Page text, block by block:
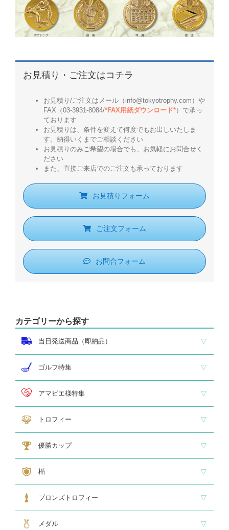
お見積り・ご注文はコチラ
お見積り/ご注文はメール（info@tokyotrophy.com）や
FAX（03-3931-8084/*FAX用紙ダウンロード*）で承っ
ております
お見積りは、条件を変えて何度でもお出しいたしま
す。納得いくまでご相談ください
お見積りのみご希望の場合でも、お気軽にお問合せく
ださい
また、直接ご来店でのご注文も承っております
お見積りフォーム
ご注文フォーム
お問合フォーム
カテゴリーから探す
当日発送商品（即納品）
即納品 トロフィー
即納品 優勝カップ
即納品 クリスタル
即納品 特価品
ゴルフ特集
ホールインワン
ゴルフ専用カップ
ゴルフ専用ブロンズ
ゴルフ専用クリスタル
アマビエ様特集
アマビエ木札
アマビエボールチェーンキーホルダー
アマビエトロフィー
トロフィー
大型トロフィー
中型トロフィー１
中型トロフィー２
小型トロフィー
メダル交換式トロフィー
ペナント優勝カップ
大型・高級カップ
レリーフ交換式カップ
スタンダードカップ
デザインカップ
ゴルフ専用カップ
オニックスカップ
ガラスカップ
カラーカップ
ゴールドカップ
プラスチックカップ
ペナント
楯
スタンダード楯１
スタンダード楯２
スタンダード楯３
ゴルフ・野球・サッカー
その他スポーツ、文化系専用楯
メダル・レリーフ交換式楯
ハローキティ楯
ブロンズトロフィー
スタンダードブロンズ
各種専用ブロンズ
ゴルフ専用ブロンズ
メダル・レリーフ交換式ブロンズ
ハローキティブロンズ
メダル